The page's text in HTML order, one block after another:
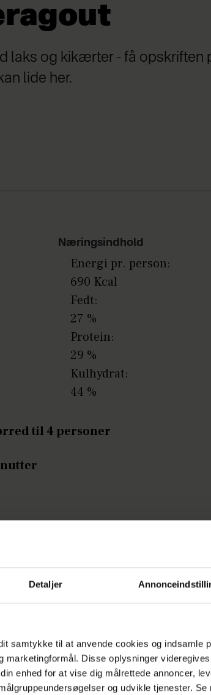
Detaljer
samtykke til at anvende cookies og indsamle
Disse oplysninger
enhed for at vise dig målrettede annoncer,
og udvikle tjenester.
laks og kikærter - få opskriften
lide her.
Næringsindhold
Energi pr. person:
690 Kcal
Fedt:
27 %
Protein:
29 %
Kulhydrat:
44 %
til 4 personer
Laks:
4 portionsstore stykker
salt, friskværnet peber
citronsaft.
Ragout: